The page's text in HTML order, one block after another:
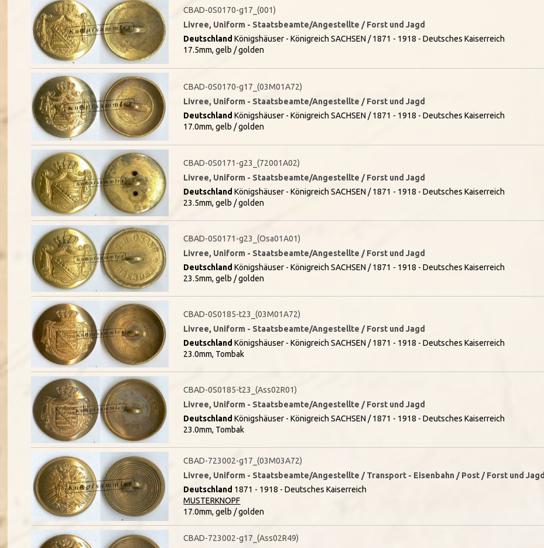
CBAD-0S0170-g17_(001)
Livree, Uniform - Staatsbeamte/Angestellte / Forst und Jagd
Deutschland Königshäuser - Königreich SACHSEN / 1871 - 1918 - Deutsches Kaiserreich
17.5mm, gelb / golden
CBAD-0S0170-g17_(03M01A72)
Livree, Uniform - Staatsbeamte/Angestellte / Forst und Jagd
Deutschland Königshäuser - Königreich SACHSEN / 1871 - 1918 - Deutsches Kaiserreich
17.0mm, gelb / golden
CBAD-0S0171-g23_(72001A02)
Livree, Uniform - Staatsbeamte/Angestellte / Forst und Jagd
Deutschland Königshäuser - Königreich SACHSEN / 1871 - 1918 - Deutsches Kaiserreich
23.5mm, gelb / golden
CBAD-0S0171-g23_(Osa01A01)
Livree, Uniform - Staatsbeamte/Angestellte / Forst und Jagd
Deutschland Königshäuser - Königreich SACHSEN / 1871 - 1918 - Deutsches Kaiserreich
23.5mm, gelb / golden
CBAD-0S0185-t23_(03M01A72)
Livree, Uniform - Staatsbeamte/Angestellte / Forst und Jagd
Deutschland Königshäuser - Königreich SACHSEN / 1871 - 1918 - Deutsches Kaiserreich
23.0mm, Tombak
CBAD-0S0185-t23_(Ass02R01)
Livree, Uniform - Staatsbeamte/Angestellte / Forst und Jagd
Deutschland Königshäuser - Königreich SACHSEN / 1871 - 1918 - Deutsches Kaiserreich
23.0mm, Tombak
CBAD-723002-g17_(03M03A72)
Livree, Uniform - Staatsbeamte/Angestellte / Transport - Eisenbahn / Post / Forst und Jagd
Deutschland 1871 - 1918 - Deutsches Kaiserreich
MUSTERKNOPF
17.0mm, gelb / golden
CBAD-723002-g17_(Ass02R49)